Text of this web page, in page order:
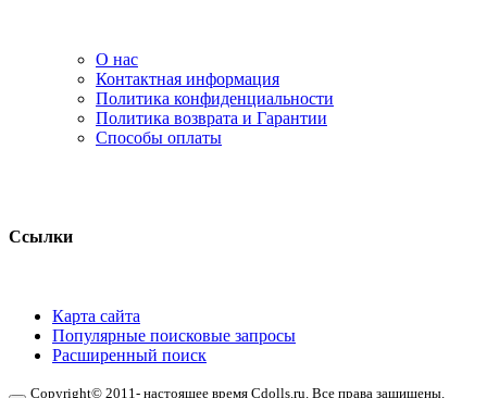
О нас
Контактная информация
Политика конфиденциальности
Политика возврата и Гарантии
Способы оплаты
Ссылки
Карта сайта
Популярные поисковые запросы
Расширенный поиск
Copyright© 2011- настоящее время Cdolls.ru. Все права защищены.